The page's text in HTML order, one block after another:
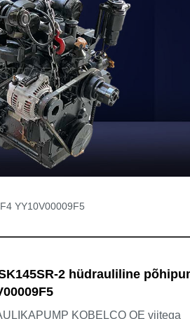
YY10V00009F5
2 hüdrauliline
KOBELCO OE viitega